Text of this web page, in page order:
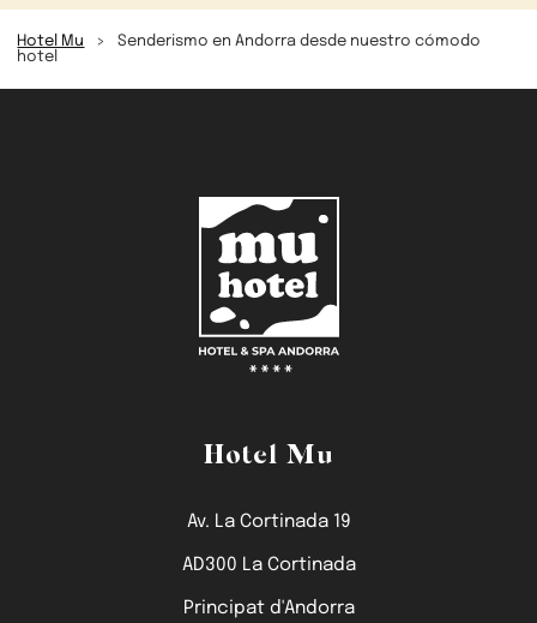
Hotel Mu >
Senderismo en Andorra desde nuestro cómodo
hotel
Hotel Mu
Av. La Cortinada 19
AD300 La Cortinada
Principat d'Andorra